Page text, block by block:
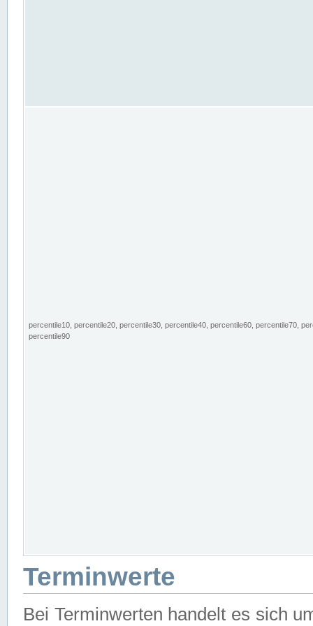
percentile10, percentile20, percentile30, percentile40, percentile60, percentile70,
percentile90
Terminwerte
Bei Terminwerten handelt es sich